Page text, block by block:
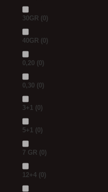
30GR (0)
40GR (0)
0,20 (0)
0,30 (0)
3+1 (0)
5+1 (0)
7 GR (0)
12+4 (0)